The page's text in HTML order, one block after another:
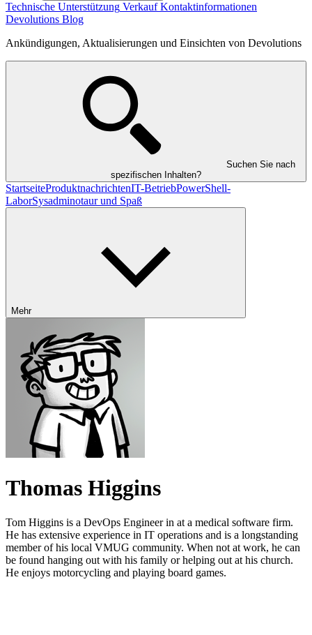
Technische Unterstützung Verkauf Kontaktinformationen
Devolutions Blog
Ankündigungen, Aktualisierungen und Einsichten von Devolutions
Suchen Sie nach
spezifischen Inhalten?
StartseiteProduktnachrichtenIT-BetriebPowerShell-
LaborSysadminotaur und Spaß
Mehr
Thomas Higgins
Tom Higgins is a DevOps Engineer in at a medical software firm.
He has extensive experience in IT operations and is a longstanding
member of his local VMUG community. When not at work, he can
be found hanging out with his family or helping out at his church.
He enjoys motorcycling and playing board games.